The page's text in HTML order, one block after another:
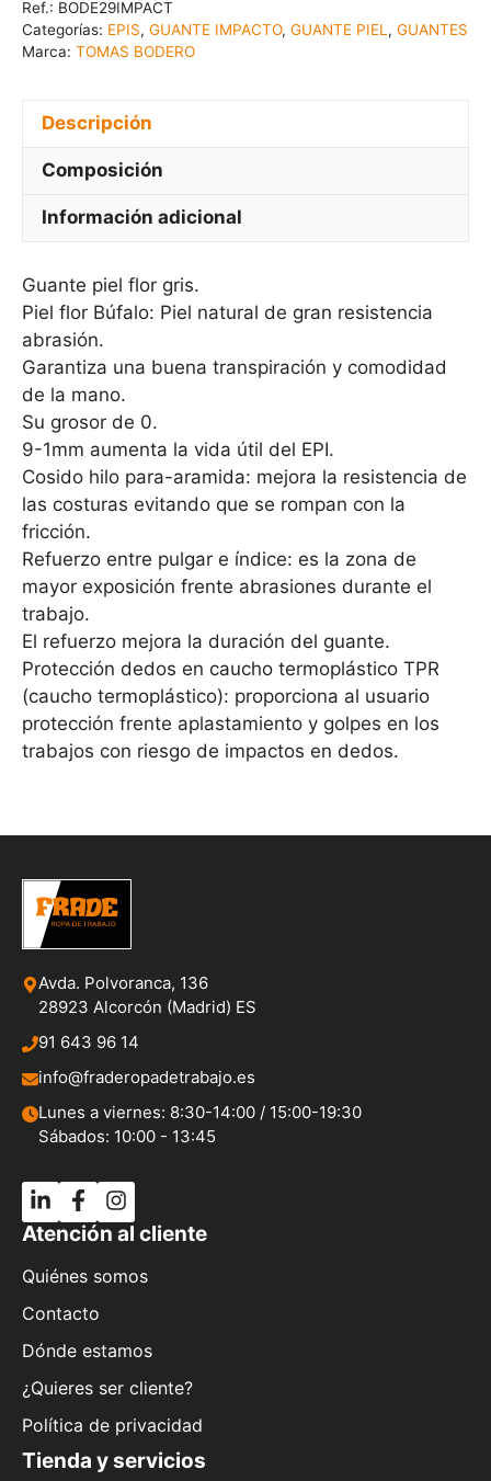
Ref.: BODE29IMPACT
Categorías: EPIS, GUANTE IMPACTO, GUANTE PIEL , GUANTES
Marca: TOMAS BODERO
Descripción
Composición
Información adicional
Guante piel flor gris.
Piel flor Búfalo: Piel natural de gran resistencia
abrasión.
Garantiza una buena transpiración y comodidad
de la mano.
Su grosor de 0.
9-1mm aumenta la vida útil del EPI.
Cosido hilo para-aramida: mejora la resistencia de
las costuras evitando que se rompan con la
fricción.
Refuerzo entre pulgar e índice: es la zona de
mayor exposición frente abrasiones durante el
trabajo.
El refuerzo mejora la duración del guante.
Protección dedos en caucho termoplástico TPR
(caucho termoplástico): proporciona al usuario
protección frente aplastamiento y golpes en los
trabajos con riesgo de impactos en dedos.
Avda. Polvoranca, 136
28923 Alcorcón (Madrid) ES
91 643 96 14
info@fraderopadetrabajo.es
Lunes a viernes: 8:30-14:00 / 15:00-19:30
Sábados: 10:00 - 13:45
Atención al cliente
Quiénes somos
Contacto
Dónde estamos
¿Quieres ser cliente?
Política de privacidad
Tienda y servicios